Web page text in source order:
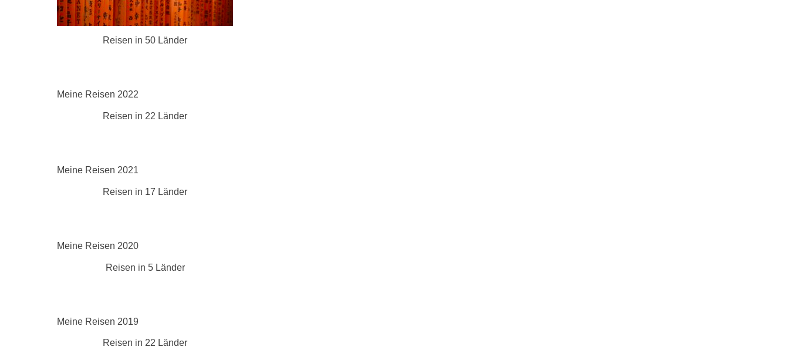
Reisen in 50 Länder
Meine Reisen 2022
Reisen in 22 Länder
Meine Reisen 2021
Reisen in 17 Länder
Meine Reisen 2020
Reisen in 5 Länder
Meine Reisen 2019
Reisen in 22 Länder